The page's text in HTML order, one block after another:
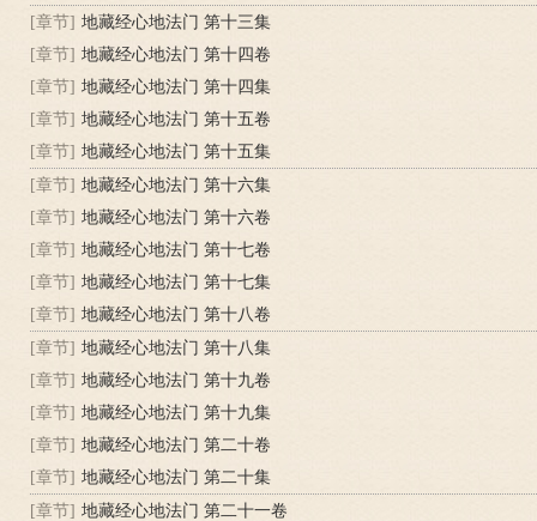
[章节] 地藏经心地法门 第十三集
[章节] 地藏经心地法门 第十四卷
[章节] 地藏经心地法门 第十四集
[章节] 地藏经心地法门 第十五卷
[章节] 地藏经心地法门 第十五集
[章节] 地藏经心地法门 第十六集
[章节] 地藏经心地法门 第十六卷
[章节] 地藏经心地法门 第十七卷
[章节] 地藏经心地法门 第十七集
[章节] 地藏经心地法门 第十八卷
[章节] 地藏经心地法门 第十八集
[章节] 地藏经心地法门 第十九卷
[章节] 地藏经心地法门 第十九集
[章节] 地藏经心地法门 第二十卷
[章节] 地藏经心地法门 第二十集
[章节] 地藏经心地法门 第二十一卷